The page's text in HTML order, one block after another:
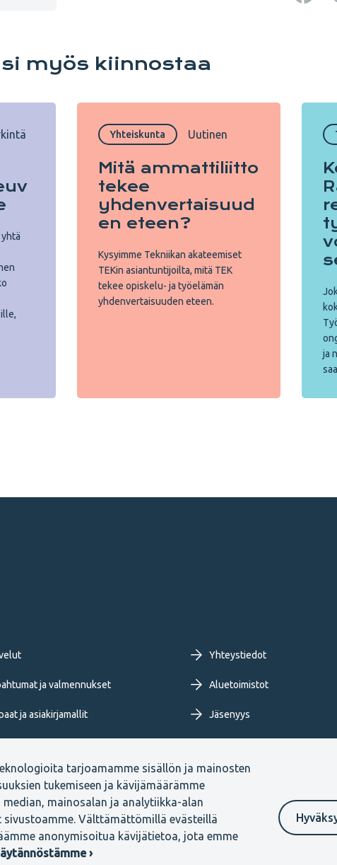
tarjoamamme sisällön ja mainosten
tukemiseen ja kävijämäärämme
mainosalan ja analytiikka-alan
Välttämättömillä evästeillä
anonymisoitua kävijätietoa, jota emme
›
myös kiinnostaa
Yhteiskunta Uutinen
Mitä ammattiliitto
tekee
yhdenvertaisuud
en eteen?
Kysyimme Tekniikan akateemiset
TEKin asiantuntijoilta, mitä TEK
tekee opiskelu- ja työelämän
yhdenvertaisuuden eteen.
ja
ja valmennukset
ja asiakirjamallit
ja blogit
Yhteystiedot
Aluetoimistot
Jäsenyys
Extranet
Ilmoituskanava